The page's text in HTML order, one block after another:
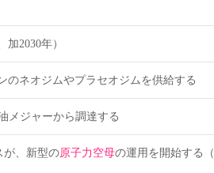
2030年）
のネオジムやプラセオジムを供給する
メジャーから調達する
が、新型の原子力空母の運用を開始する（